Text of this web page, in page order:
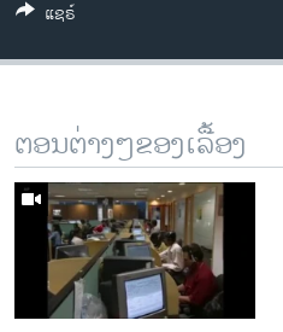
ຕິດຕາມພວກເຮົາ ທີ່
ພາສາຕ່າງໆ
ແຊຣ໌
ຕອນຕ່າງໆຂອງເລື້ອງ